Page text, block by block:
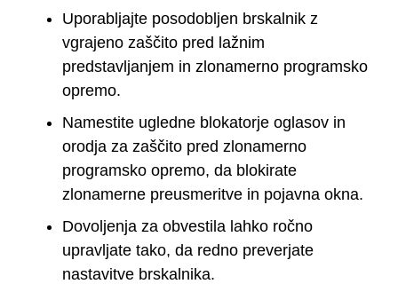
Uporabljajte posodobljen brskalnik z
vgrajeno zaščito pred lažnim
predstavljanjem in zlonamerno programsko
opremo.
Namestite ugledne blokatorje oglasov in
orodja za zaščito pred zlonamerno
programsko opremo, da blokirate
zlonamerne preusmeritve in pojavna okna.
Dovoljenja za obvestila lahko ročno
upravljate tako, da redno preverjate
nastavitve brskalnika.